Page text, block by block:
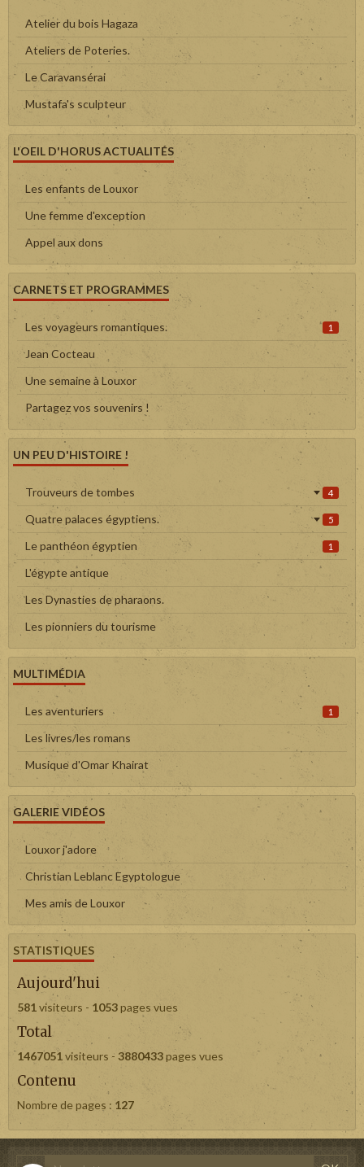
Atelier du bois Hagaza
Ateliers de Poteries.
Le Caravansérai
Mustafa's sculpteur
L'OEIL D'HORUS ACTUALITÉS
Les enfants de Louxor
Une femme d'exception
Appel aux dons
CARNETS ET PROGRAMMES
Les voyageurs romantiques. 1
Jean Cocteau
Une semaine à Louxor
Partagez vos souvenirs !
UN PEU D'HISTOIRE !
Trouveurs de tombes 4
Quatre palaces égyptiens. 5
Le panthéon égyptien 1
L'égypte antique
Les Dynasties de pharaons.
Les pionniers du tourisme
MULTIMÉDIA
Les aventuriers 1
Les livres/les romans
Musique d'Omar Khairat
GALERIE VIDÉOS
Louxor j'adore
Christian Leblanc Egyptologue
Mes amis de Louxor
STATISTIQUES
Aujourd'hui
581visiteurs - 1053pages vues
Total
1467051visiteurs - 3880433pages vues
Contenu
Nombre de pages : 127